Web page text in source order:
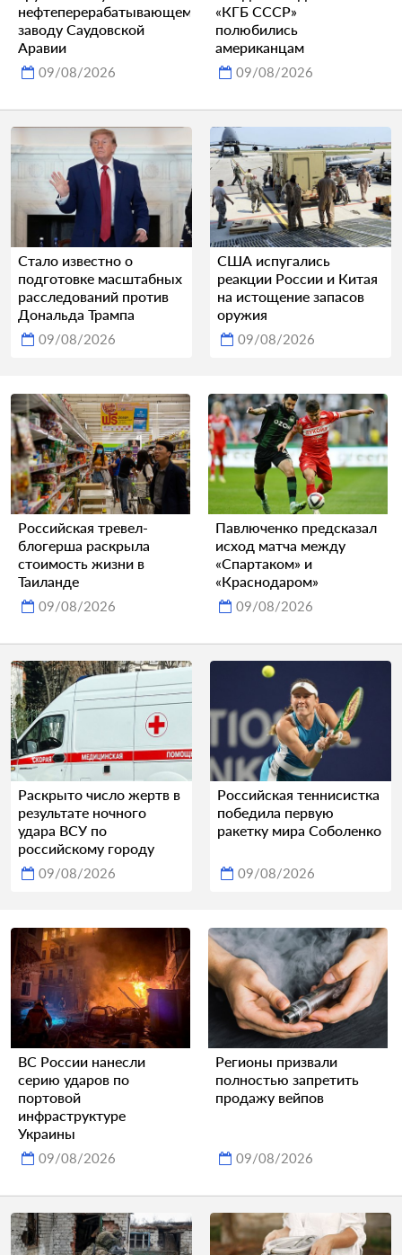
нефтеперерабатывающему
заводу Саудовской
Аравии
09/08/2026
«КГБ СССР»
полюбились
американцам
09/08/2026
Стало известно о
подготовке масштабных
расследований против
Дональда Трампа
09/08/2026
США испугались
реакции России и Китая
на истощение запасов
оружия
09/08/2026
Российская тревел-
блогерша раскрыла
стоимость жизни в
Таиланде
09/08/2026
Павлюченко предсказал
исход матча между
«Спартаком» и
«Краснодаром»
09/08/2026
Раскрыто число жертв в
результате ночного
удара ВСУ по
российскому городу
09/08/2026
Российская теннисистка
победила первую
ракетку мира Соболенко
09/08/2026
ВС России нанесли
серию ударов по
портовой
инфраструктуре
Украины
09/08/2026
Регионы призвали
полностью запретить
продажу вейпов
09/08/2026